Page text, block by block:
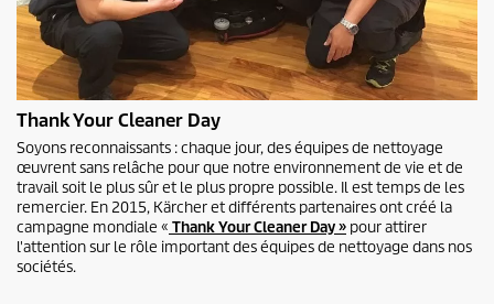
Thank Your Cleaner Day
Soyons reconnaissants : chaque jour, des équipes de nettoyage
œuvrent sans relâche pour que notre environnement de vie et de
travail soit le plus sûr et le plus propre possible. Il est temps de les
remercier. En 2015, Kärcher et différents partenaires ont créé la
campagne mondiale « Thank Your Cleaner Day» pour attirer
l'attention sur le rôle important des équipes de nettoyage dans nos
sociétés.